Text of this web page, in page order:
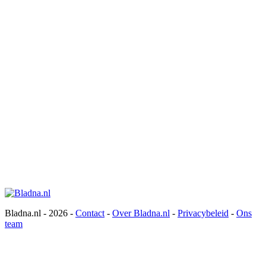
Bladna.nl - 2026 - Contact - Over Bladna.nl - Privacybeleid - Ons
team